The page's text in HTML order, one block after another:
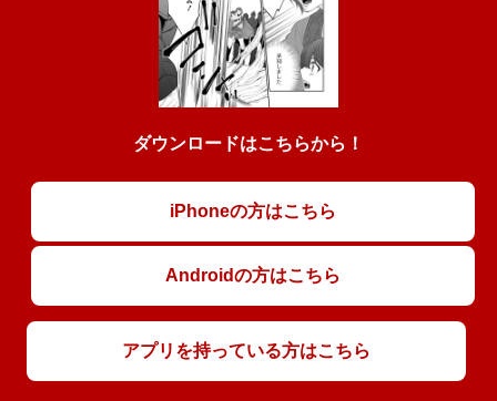
ダウンロードはこちらから！
iPhoneの方はこちら
Androidの方はこちら
アプリを持っている方はこちら